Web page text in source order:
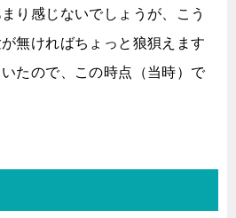
り感じないでしょうが、こう
無ければちょっと狼狽えます
たので、この時点（当時）で